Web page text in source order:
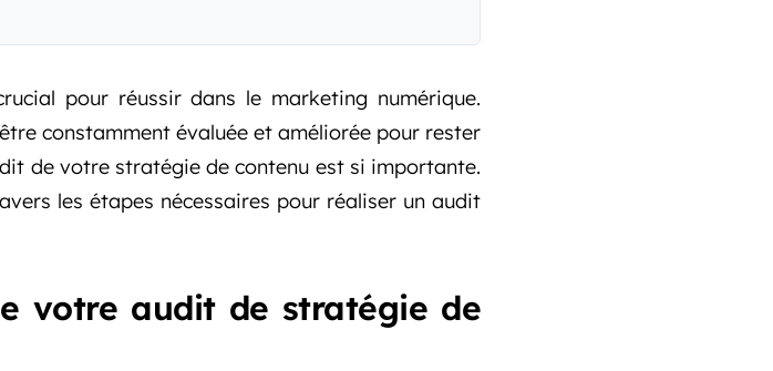
pour réussir dans le marketing numérique.
constamment évaluée et améliorée pour rester
de votre stratégie de contenu est si importante.
les étapes nécessaires pour réaliser un audit
votre audit de stratégie de